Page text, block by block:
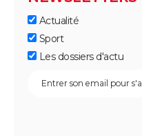
Actualité
Sport
Les dossiers d'actu